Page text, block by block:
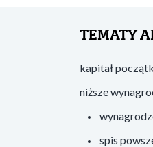
TEMATY
kapitał
niższe
spis